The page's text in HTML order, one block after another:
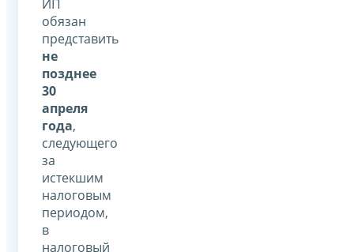
ИП
обязан
представить
не
позднее
30
апреля
года,
следующего
за
истекшим
налоговым
периодом,
в
налоговый